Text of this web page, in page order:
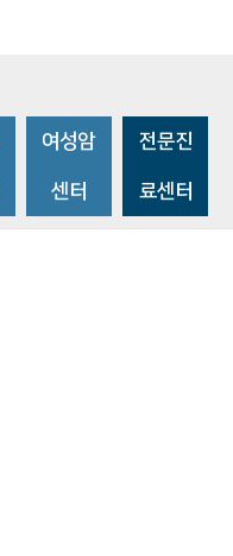
여성암
센터
전문진
료센터